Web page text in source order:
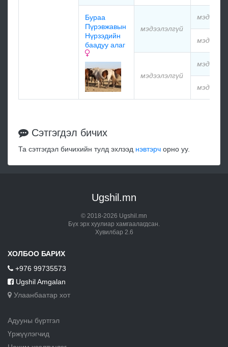
Бураа
Пүрэвжавын
Нүрзэдийн
баадуу алаг
мэдээлэлгүй
мэдээлэлгүй
Сэтгэгдэл бичих
Та сэтгэгдэл бичихийн тулд эхлээд нэвтэрч орно уу.
Ugshil.mn
© 2018-2026 Ugshil.mn
Бүх эрх хуулиар хамгаалагдсан.
Хувилбар 2.6
ХОЛБОО БАРИХ
+976 99735573
Ugshil Amgalan
Улаанбаатар хот
Адууны бүртгэл
Үржүүлэгчид